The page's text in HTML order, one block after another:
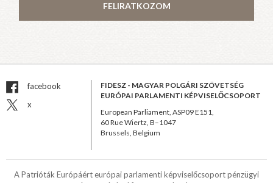
FELIRATKOZOM
facebook
x
FIDESZ - MAGYAR POLGÁRI SZÖVETSÉG
EURÓPAI PARLAMENTI KÉPVISELŐCSOPORT
European Parliament, ASP09 E151,
60 Rue Wiertz, B–1047
Brussels, Belgium
A Patrióták Európáért európai parlamenti képviselőcsoport pénzügyi